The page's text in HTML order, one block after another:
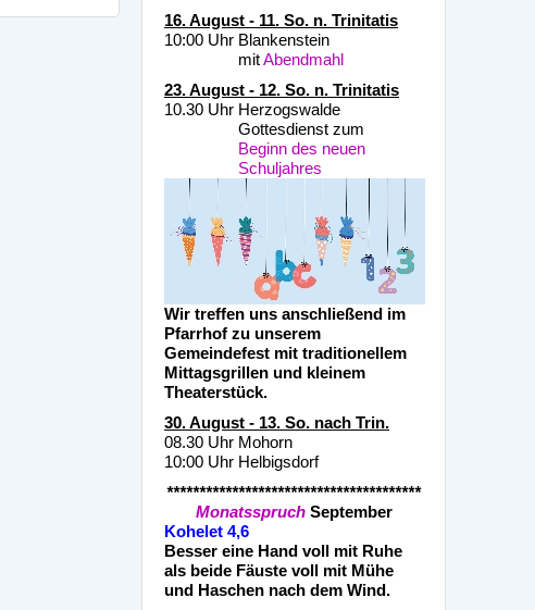
16. August - 11. So. n. Trinitatis
10:00 Uhr Blankenstein
mitAbendmahl
23. August - 12. So. n. Trinitatis
10.30 Uhr Herzogswalde
Gottesdienst zum
Beginn des neuen
Schuljahres
Wir treffen uns anschließend im
Pfarrhof zu unserem
Gemeindefest mit traditionellem
Mittagsgrillen und kleinem
Theaterstück.
30. August - 13. So. nach Trin.
08.30 Uhr Mohorn
10:00 Uhr Helbigsdorf
***************************************
MonatsspruchSeptember
Kohelet 4,6
Besser eine Hand voll mit Ruhe
als beide Fäuste voll mit Mühe
und Haschen nach dem Wind.